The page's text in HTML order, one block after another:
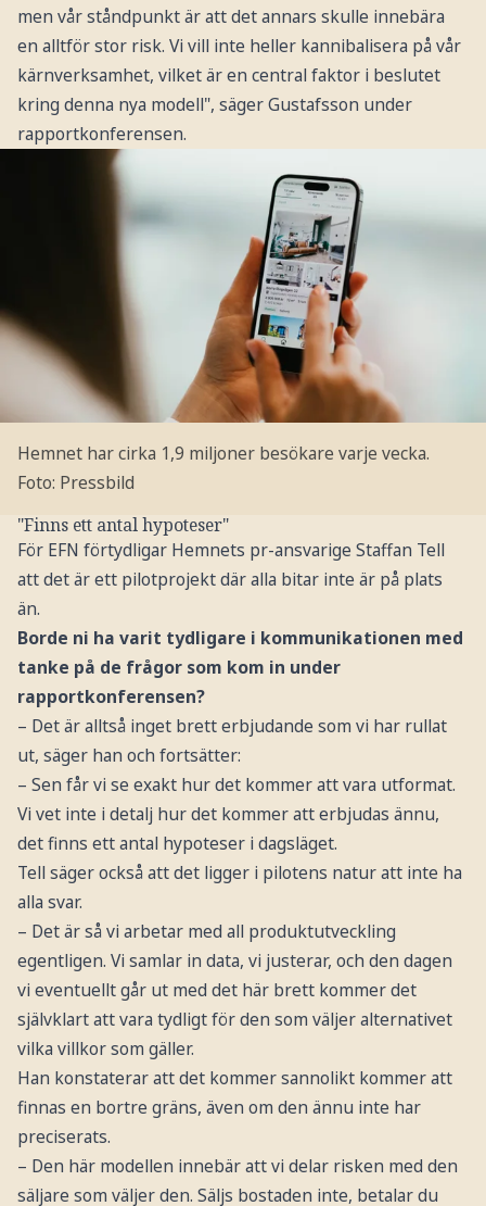
men vår ståndpunkt är att det annars skulle innebära
en alltför stor risk. Vi vill inte heller kannibalisera på vår
kärnverksamhet, vilket är en central faktor i beslutet
kring denna nya modell", säger Gustafsson under
rapportkonferensen.
Hemnet har cirka 1,9 miljoner besökare varje vecka.
Foto: Pressbild
"Finns ett antal hypoteser"
För EFN förtydligar Hemnets pr-ansvarige Staffan Tell
att det är ett pilotprojekt där alla bitar inte är på plats
än.
Borde ni ha varit tydligare i kommunikationen med
tanke på de frågor som kom in under
rapportkonferensen?
– Det är alltså inget brett erbjudande som vi har rullat
ut, säger han och fortsätter:
– Sen får vi se exakt hur det kommer att vara utformat.
Vi vet inte i detalj hur det kommer att erbjudas ännu,
det finns ett antal hypoteser i dagsläget.
Tell säger också att det ligger i pilotens natur att inte ha
alla svar.
– Det är så vi arbetar med all produktutveckling
egentligen. Vi samlar in data, vi justerar, och den dagen
vi eventuellt går ut med det här brett kommer det
självklart att vara tydligt för den som väljer alternativet
vilka villkor som gäller.
Han konstaterar att det kommer sannolikt kommer att
finnas en bortre gräns, även om den ännu inte har
preciserats.
– Den här modellen innebär att vi delar risken med den
säljare som väljer den. Säljs bostaden inte, betalar du